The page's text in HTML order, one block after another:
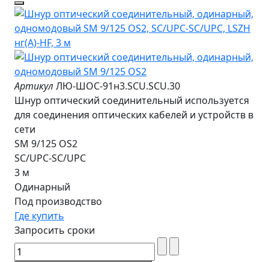
Артикул ЛЮ-ШОС-91н3.SCU.SCU.30
Шнур оптический соединительный используется
для соединения оптических кабелей и устройств в
сети
SM 9/125 OS2
SC/UPC-SC/UPC
3 м
Одинарный
Под производство
Где купить
Запросить сроки